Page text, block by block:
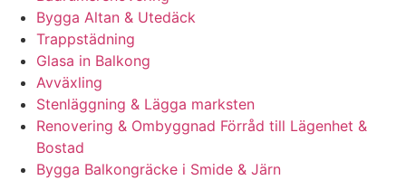
Bygga Altan & Utedäck
Trappstädning
Glasa in Balkong
Avväxling
Stenläggning & Lägga marksten
Renovering & Ombyggnad Förråd till Lägenhet &
Bostad
Bygga Balkongräcke i Smide & Järn